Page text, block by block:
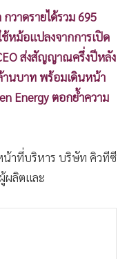
วาดรายได้รวม 695
หม้อแปลงจากการเปิด
ส่งสัญญาณครึ่งปีหลัง
านบาท พร้อมเดินหน้า
Energy ตอกย้ำความ
าที่บริหาร บริษัท คิวทีซี
ผลิตและ